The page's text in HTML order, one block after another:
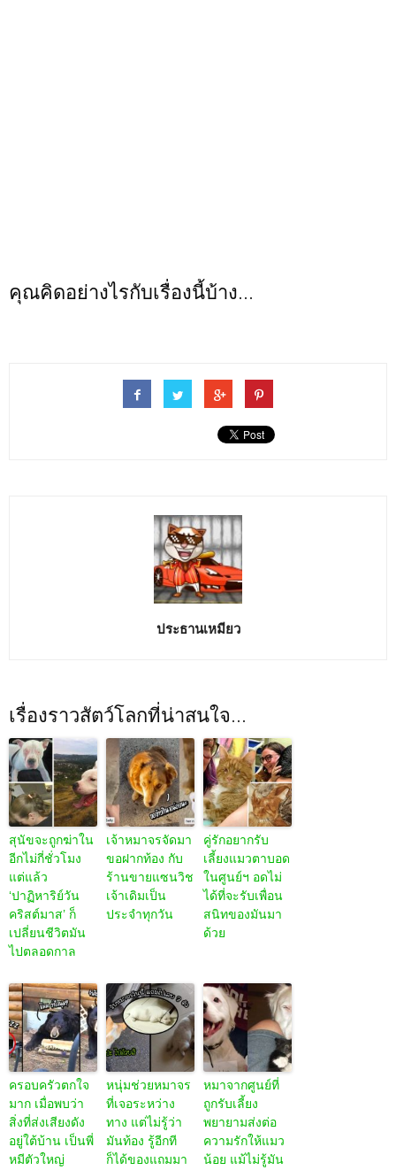
คุณคิดอย่างไรกับเรื่องนี้บ้าง...
ประธานเหมียว
เรื่องราวสัตว์โลกที่น่าสนใจ...
สุนัขจะถูกฆ่าใน
อีกไม่กี่ชั่วโมง
แต่แล้ว
‘ปาฏิหาริย์วัน
คริสต์มาส’ ก็
เปลี่ยนชีวิตมัน
ไปตลอดกาล
เจ้าหมาจรจัดมา
ขอฝากท้อง กับ
ร้านขายแซนวิช
เจ้าเดิมเป็น
ประจำทุกวัน
คู่รักอยากรับ
เลี้ยงแมวตาบอด
ในศูนย์ฯ อดไม่
ได้ที่จะรับเพื่อน
สนิทของมันมา
ด้วย
ครอบครัวตกใจ
มาก เมื่อพบว่า
สิ่งที่ส่งเสียงดัง
อยู่ใต้บ้าน เป็นพี่
หมีตัวใหญ่
หนุ่มช่วยหมาจร
ที่เจอระหว่าง
ทาง แต่ไม่รู้ว่า
มันท้อง รู้อีกที
ก็ได้ของแถมมา
หมาจากศูนย์ที่
ถูกรับเลี้ยง
พยายามส่งต่อ
ความรักให้แมว
น้อย แม้ไม่รู้มัน